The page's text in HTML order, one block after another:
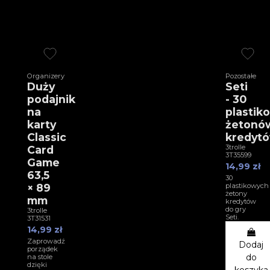
Organizery
Duży
podajnik
na
karty
Classic
Card
Game
63,5
× 89
mm
3trolle
3T31531
14,99 zł
Zaprowadź
porządek
na stole
dzięki
Pozostałe
Seti
- 30
3trolle
3T35599
14,99 zł
30
plastikowych
żetony
kredytów
do gry
Seti.
Dodaj
do